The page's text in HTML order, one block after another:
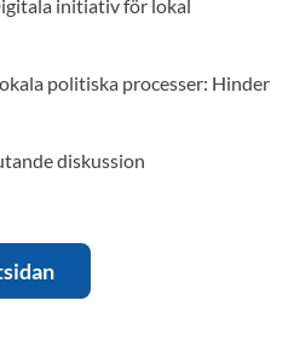
initiativ för lokal
processer: Hinder
diskussion